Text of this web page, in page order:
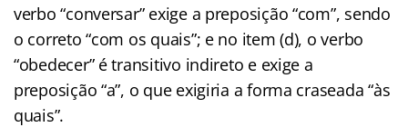
verbo “conversar” exige a preposição “com”, sendo
o correto “com os quais”; e no item (d), o verbo
“obedecer” é transitivo indireto e exige a
preposição “a”, o que exigiria a forma craseada “às
quais”.